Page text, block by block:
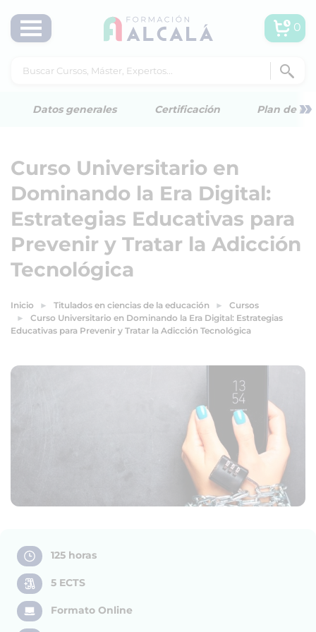
0
Datos generales Certificación Plan de »
Curso Universitario en
Dominando la Era Digital:
Estrategias Educativas para
Prevenir y Tratar la Adicción
Tecnológica
Inicio Titulados en ciencias de la educación
Cursos
Curso Universitario en Dominando la Era Digital: Estrategias
Educativas para Prevenir y Tratar la Adicción Tecnológica
125 horas
5 ECTS
Formato Online